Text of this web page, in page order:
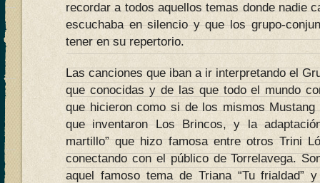
recordar a todos aquellos temas donde nadie
escuchaba en silencio y que los grupo-
tener en su repertorio.
Las canciones que iban a ir interpretando el
que conocidas y de las que todo el mundo
que hicieron como si de los mismos Mustang
que inventaron Los Brincos, y la
martillo” que hizo famosa entre otros Trini
conectando con el público de Torrelavega.
aquel famoso tema de Triana “Tu frialdad”